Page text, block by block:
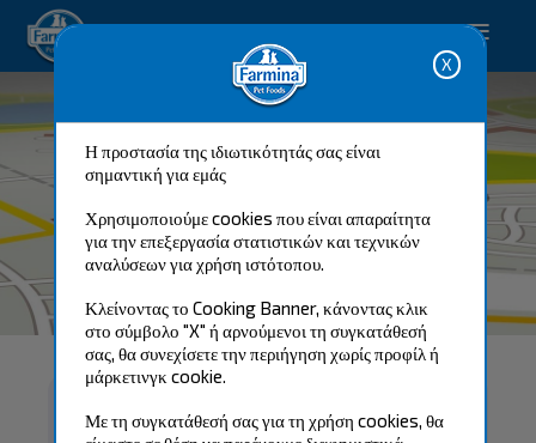
Η προστασία της ιδιωτικότητάς σας είναι
σημαντική για εμάς
Χρησιμοποιούμε cookies που είναι απαραίτητα
για την επεξεργασία στατιστικών και τεχνικών
αναλύσεων για χρήση ιστότοπου.
Κλείνοντας το Cooking Banner, κάνοντας κλικ
στο σύμβολο "X" ή αρνούμενοι τη συγκατάθεσή
σας, θα συνεχίσετε την περιήγηση χωρίς προφίλ ή
μάρκετινγκ cookie.
Με τη συγκατάθεσή σας για τη χρήση cookies, θα
Λύσεις φροντίδας κατοικιδίων.
GENIUS CENTER
Αναζητήστε το